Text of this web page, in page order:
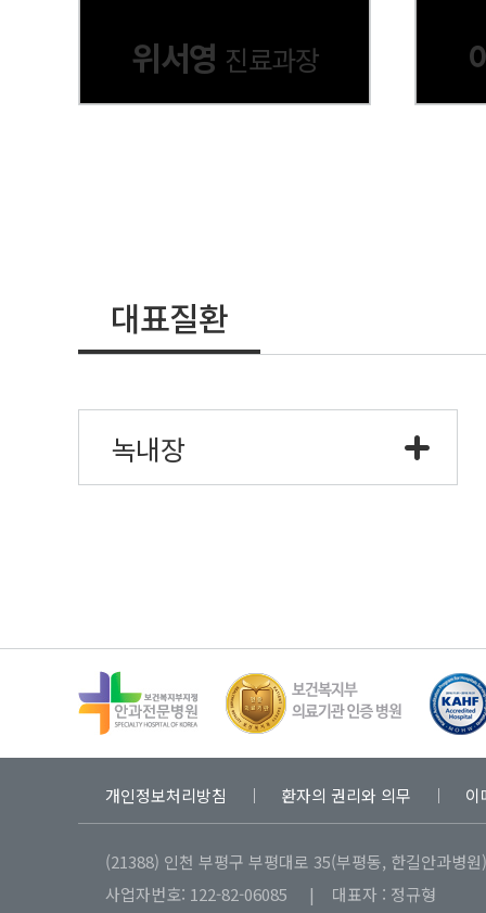
위서영 진료과장
대표질환
녹내장
개인정보처리방침 환자의 권리와 의무 이
(21388) 인천 부평구 부평대로 35(부평동, 한길안
사업자번호: 122-82-06085 | 대표자 : 정규형